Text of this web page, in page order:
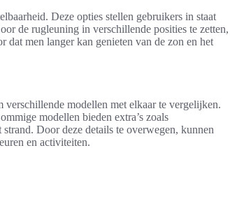
Deze opties stellen gebruikers in staat
de rugleuning in verschillende posities te zetten,
men langer kan genieten van de zon en het
verschillende modellen met elkaar te vergelijken.
modellen bieden extra’s zoals
Door deze details te overwegen, kunnen
en activiteiten.